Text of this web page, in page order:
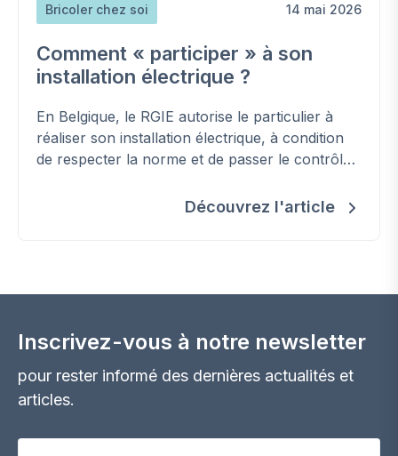
Bricoler chez soi 14 mai 2026
Comment « participer » à son
installation électrique ?
En Belgique, le RGIE autorise le particulier à
réaliser son installation électrique, à condition
de respecter la norme et de passer le contrôle
Découvrez l'article
Inscrivez-vous à notre newsletter
pour rester informé des dernières actualités et
articles.